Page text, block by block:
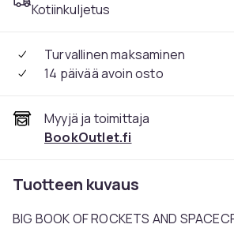
Kotiinkuljetus
Turvallinen maksaminen
14 päivää avoin osto
Myyjä ja toimittaja
BookOutlet.fi
Tuotteen kuvaus
BIG BOOK OF ROCKETS AND